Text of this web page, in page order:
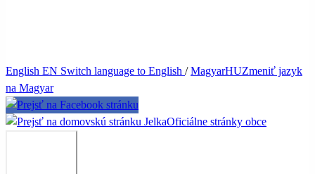
English EN Switch language to English /MagyarHUZmeniť jazyk
na Magyar
JelkaOficiálne stránky obce